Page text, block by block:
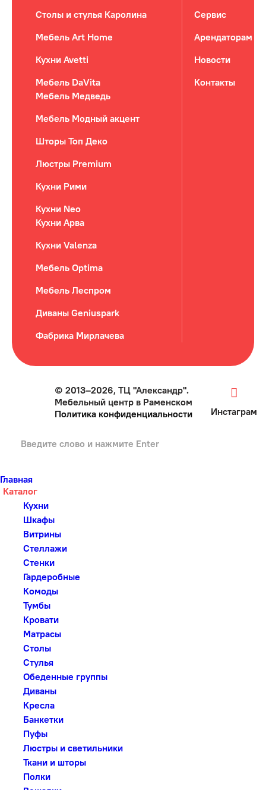
Столы и стулья Каролина
Мебель Art Home
Кухни Avetti
Мебель DaVita
Мебель Медведь
Мебель Модный акцент
Шторы Топ Деко
Люстры Premium
Кухни Рими
Кухни Neo
Кухни Арва
Кухни Valenza
Мебель Optima
Мебель Леспром
Диваны Geniuspark
Фабрика Мирлачева
Сервис
Арендаторам
Новости
Контакты
© 2013–2026, ТЦ "Александр".
Мебельный центр в Раменском
Политика конфиденциальности
Инстаграм
Главная
Каталог
Кухни
Шкафы
Витрины
Стеллажи
Стенки
Гардеробные
Комоды
Тумбы
Кровати
Матрасы
Столы
Стулья
Обеденные группы
Диваны
Кресла
Банкетки
Пуфы
Люстры и светильники
Ткани и шторы
Полки